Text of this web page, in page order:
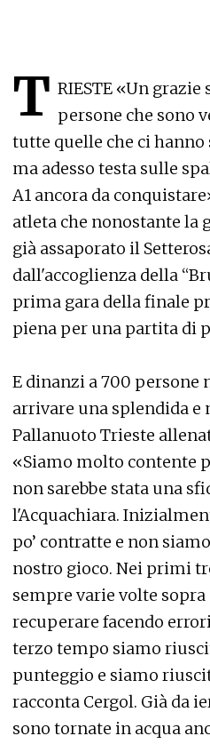
T RIESTE «Un
persone che sono
tutte quelle che ci hanno
ma adesso testa sulle
A1 ancora da
atleta che nonostante la
già assaporato il
dall'accoglienza della
prima gara della finale
piena per una partita di
E dinanzi a 700 persone
arrivare una splendida
Pallanuoto Trieste
«Siamo molto contente
non sarebbe stata una
l'Acquachiara.
po’ contratte e non
nostro gioco. Nei primi
sempre varie volte
recuperare facendo
terzo tempo siamo
punteggio e siamo
racconta Cergol. Già da
sono tornate in acqua